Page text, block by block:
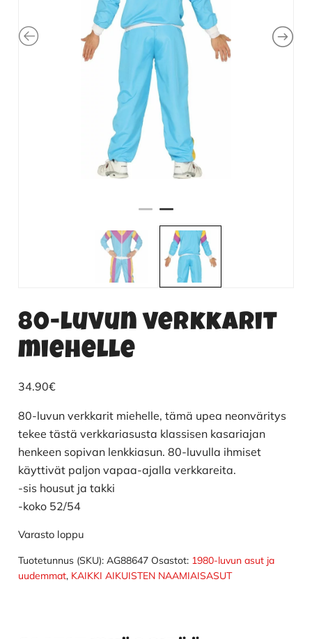
80-luvun verkkarit
miehelle
34.90€
80-luvun verkkarit miehelle, tämä upea neonväritys
tekee tästä verkkariasusta klassisen kasariajan
henkeen sopivan lenkkiasun. 80-luvulla ihmiset
käyttivät paljon vapaa-ajalla verkkareita.
-sis housut ja takki
-koko 52/54
Varasto loppu
Tuotetunnus (SKU): AG88647 Osastot: 1980-luvun asut ja
uudemmat, KAIKKI AIKUISTEN NAAMIAISASUT